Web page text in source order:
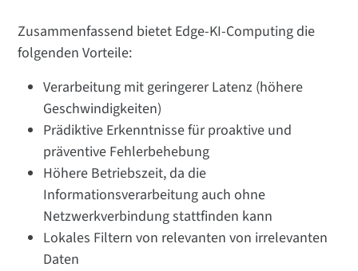
Zusammenfassend bietet Edge-KI-Computing die
folgenden Vorteile:
Verarbeitung mit geringerer Latenz (höhere
Geschwindigkeiten)
Prädiktive Erkenntnisse für proaktive und
präventive Fehlerbehebung
Höhere Betriebszeit, da die
Informationsverarbeitung auch ohne
Netzwerkverbindung stattfinden kann
Lokales Filtern von relevanten von irrelevanten
Daten